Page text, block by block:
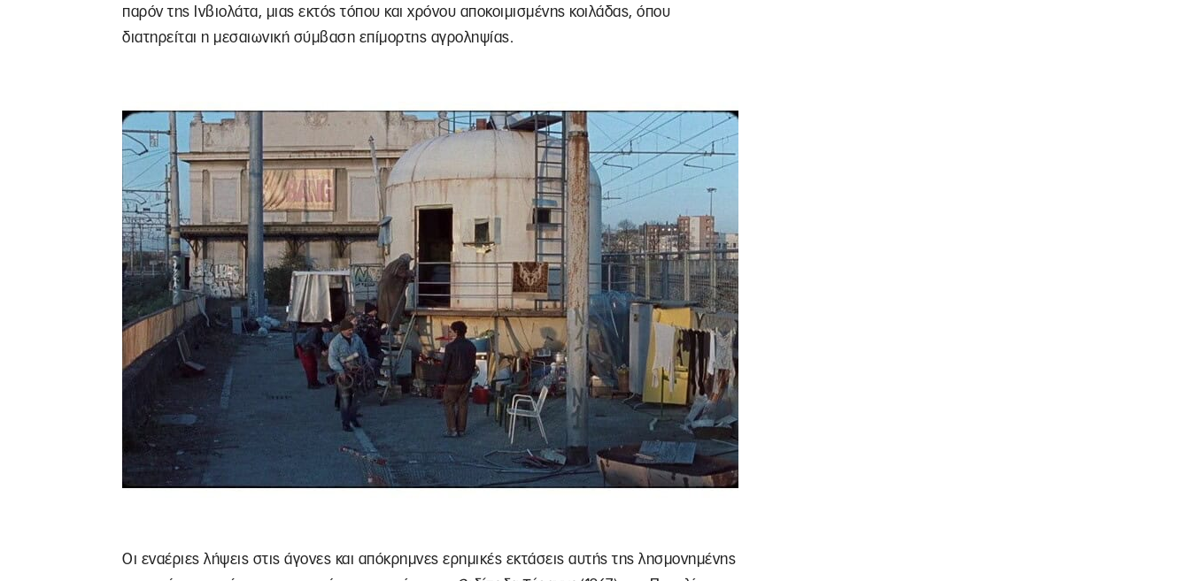
παρόν της Ινβιολάτα, μιας εκτός τόπου και χρόνου αποκοιμισμένης κοιλάδας, όπου
διατηρείται η μεσαιωνική σύμβαση επίμορτης αγροληψίας.
Οι εναέριες λήψεις στις άγονες και απόκρημνες ερημικές εκτάσεις αυτής της λησμονημένης